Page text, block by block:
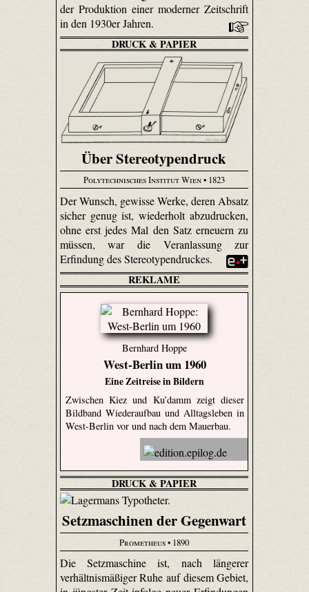
der Produktion einer moderner Zeitschrift
in den 1930er Jahren.
DRUCK & PAPIER
Über Stereotypendruck
Polytechnisches Institut Wien• 1823
Der Wunsch, gewisse Werke, deren Absatz
sicher genug ist, wiederholt abzudrucken,
ohne erst jedes Mal den Satz erneuern zu
müssen, war die Veranlassung zur
Erfindung des Stereotypendruckes.
REKLAME
Bernhard Hoppe
West-Berlin um 1960
Eine Zeitreise in Bildern
Zwischen Kiez und Ku’damm zeigt dieser
Bildband Wiederaufbau und Alltagsleben in
West-Berlin vor und nach dem Mauerbau.
DRUCK & PAPIER
Setzmaschinen der Gegenwart
Prometheus• 1890
Die Setzmaschine ist, nach längerer
verhältnismäßiger Ruhe auf diesem Gebiet,